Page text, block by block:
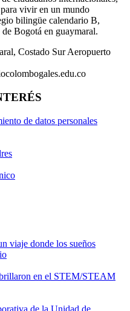
vivir en un mundo
bilingüe calendario B,
Bogotá en guaymaral.
Costado Sur Aeropuerto
de datos personales
viaje donde los sueños
en el STEM/STEAM
de la Unidad de